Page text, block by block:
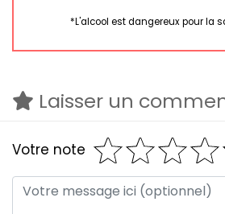
*L'alcool est dangereux pour la
Laisser un
Votre note